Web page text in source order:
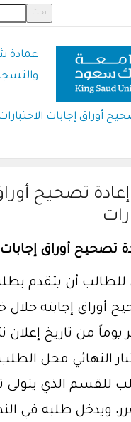
عمادة
أوراق إجابات
تصحيح
تصحيح أوراق إجابات
للطالب أن يتقدم
أوراق إجابته
من تاريخ إعلان
النهائي محل
للقسم الذي يتولى
ويدخل طلبه في